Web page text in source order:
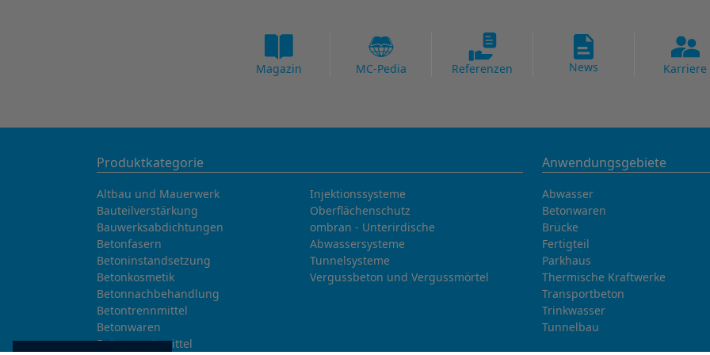
Magazin MC-Pedia Referenzen News Karriere
Produktkategorie
Altbau und Mauerwerk
Bauteilverstärkung
Bauwerksabdichtungen
Betonfasern
Betoninstandsetzung
Betonkosmetik
Betonnachbehandlung
Betontrennmittel
Betonwaren
Betonzusatzmittel
Injektionssysteme
Oberflächenschutz
ombran - Unterirdische
Abwassersysteme
Tunnelsysteme
Vergussbeton und Vergussmörtel
Anwendungsgebiete
Abwasser
Betonwaren
Brücke
Fertigteil
Parkhaus
Thermische Kraftwerke
Transportbeton
Trinkwasser
Tunnelbau